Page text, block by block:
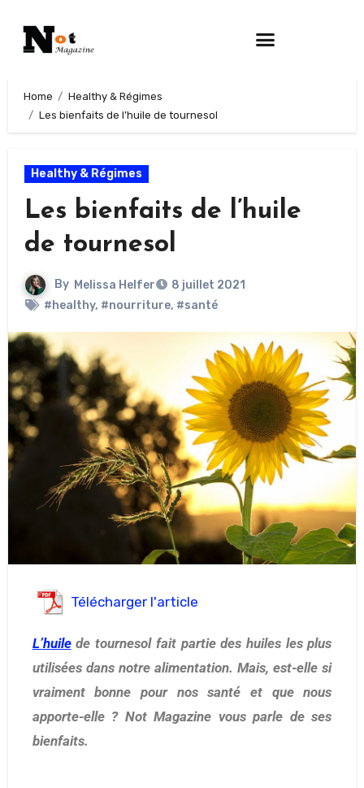
Home
Healthy & Régimes
Les bienfaits de l’huile de tournesol
Healthy & Régimes
Les bienfaits de l’huile
de tournesol
By Melissa Helfer
8 juillet 2021
#healthy, #nourriture, #santé
Télécharger l'article
L’huilede tournesol fait partie des huiles les plus
utilisées dans notre alimentation. Mais, est-elle si
vraiment bonne pour nos santé et que nous
apporte-elle ? Not Magazine vous parle de ses
bienfaits.